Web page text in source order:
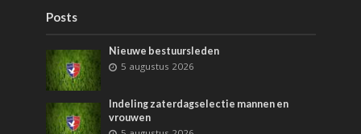
Posts
Nieuwe bestuursleden
5 augustus 2026
Indeling zaterdagselectie mannen en
vrouwen